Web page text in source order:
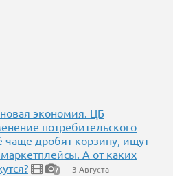
экономия. ЦБ
потребительского
чаще дробят корзину, ищут
А от каких
7 — 3 Августа